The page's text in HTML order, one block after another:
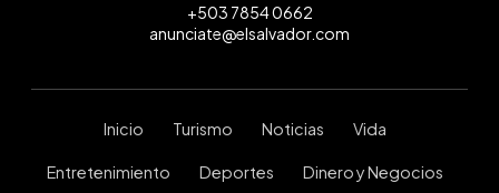
+503 7854 0662
anunciate@elsalvador.com
Inicio Turismo Noticias Vida
Entretenimiento Deportes Dinero y Negocios